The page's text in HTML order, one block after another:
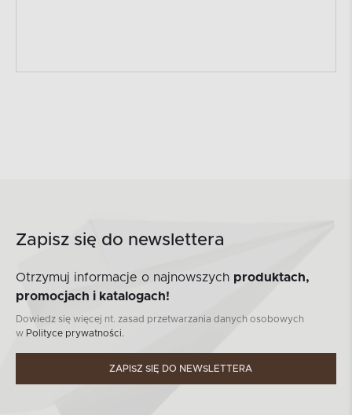
Zapisz się do newslettera
Otrzymuj informacje o najnowszych produktach,
promocjach i katalogach!
Dowiedz się więcej nt. zasad przetwarzania danych osobowych
w Polityce prywatności.
ZAPISZ SIĘ DO NEWSLETTERA